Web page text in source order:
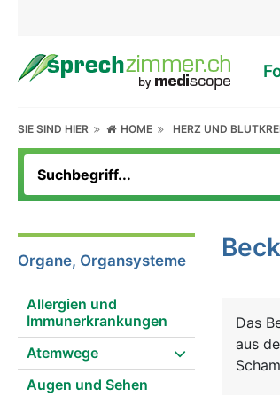
SIE SIND HIER HOME HERZ UND
Organe, Organsysteme
Allergien und
Immunerkrankungen
Atemwege
Augen und Sehen
Das
aus